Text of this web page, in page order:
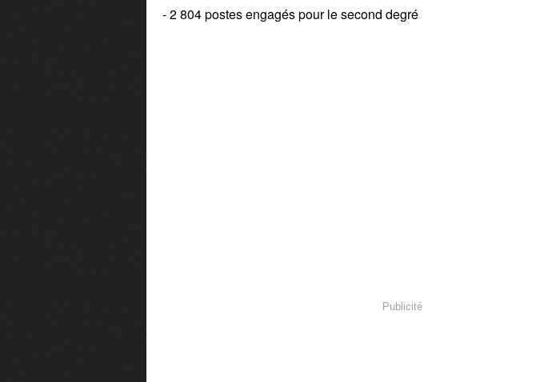
- 2 804 postes engagés pour le second degré
Publicité